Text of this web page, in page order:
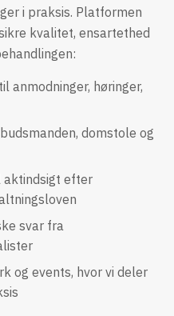
i praksis. Platformen
kvalitet, ensartethed
anmodninger, høringer,
domstole og
aktindsigt efter
svar fra
og events, hvor vi deler